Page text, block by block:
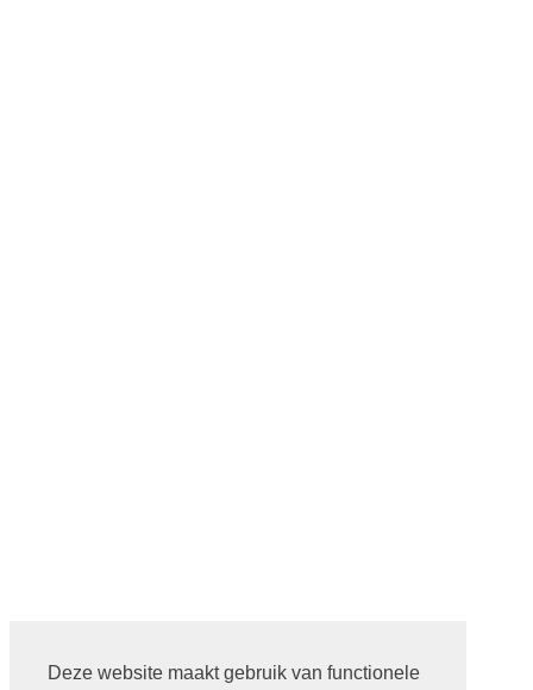
Deze website maakt gebruik van functionele